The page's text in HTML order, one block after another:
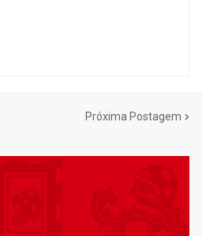
Próxima Postagem